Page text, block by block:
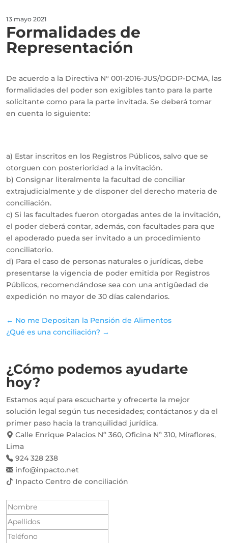
13 mayo 2021
Formalidades de
Representación
De acuerdo a la Directiva N° 001-2016-JUS/DGDP-DCMA, las
formalidades del poder son exigibles tanto para la parte
solicitante como para la parte invitada. Se deberá tomar
en cuenta lo siguiente:
a) Estar inscritos en los Registros Públicos, salvo que se
otorguen con posterioridad a la invitación.
b) Consignar literalmente la facultad de conciliar
extrajudicialmente y de disponer del derecho materia de
conciliación.
c) Si las facultades fueron otorgadas antes de la invitación,
el poder deberá contar, además, con facultades para que
el apoderado pueda ser invitado a un procedimiento
conciliatorio.
d) Para el caso de personas naturales o jurídicas, debe
presentarse la vigencia de poder emitida por Registros
Públicos, recomendándose sea con una antigüedad de
expedición no mayor de 30 días calendarios.
← No me Depositan la Pensión de Alimentos
¿Qué es una conciliación? →
¿Cómo podemos ayudarte
hoy?
Estamos aquí para escucharte y ofrecerte la mejor
solución legal según tus necesidades; contáctanos y da el
primer paso hacia la tranquilidad jurídica.
Calle Enrique Palacios Nº 360, Oficina Nº 310, Miraflores,
Lima
924 328 238
info@inpacto.net
Inpacto Centro de conciliación